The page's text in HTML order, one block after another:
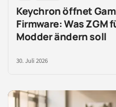
Keychron öffnet
Firmware: Was ZGM
Modder ändern soll
30. Juli 2026